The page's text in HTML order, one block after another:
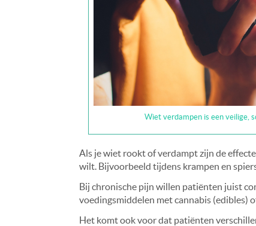
Wiet verdampen is een veilige,
Als je wiet rookt of verdampt zijn de
wilt. Bijvoorbeeld tijdens krampen en
Bij chronische pijn willen patiënten juist
voedingsmiddelen met cannabis (edibles)
Het komt ook voor dat patiënten